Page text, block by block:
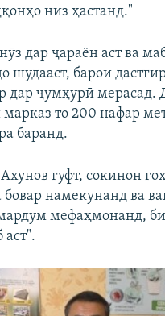
низ ҳастанд."
дар ҷараён аст ва
шудааст, барои
дар ҷумҳурӣ мерасад.
то 200 нафар
баранд.
гуфт, сокинон
намекунанд ва
мефаҳмонанд,
аст".